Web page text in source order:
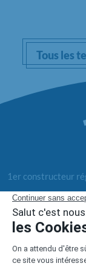
Tous les
1er constructeur